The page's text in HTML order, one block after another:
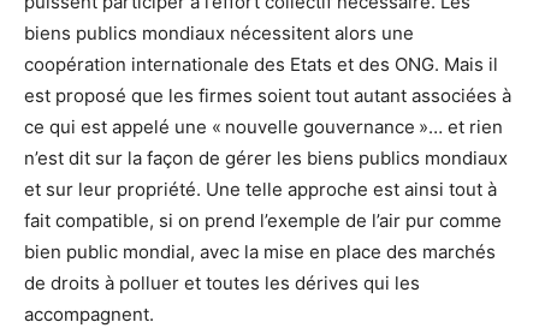
biens publics mondiaux nécessitent alors une
coopération internationale des Etats et des ONG. Mais il
est proposé que les firmes soient tout autant associées à
ce qui est appelé une « nouvelle gouvernance »… et rien
n’est dit sur la façon de gérer les biens publics mondiaux
et sur leur propriété. Une telle approche est ainsi tout à
fait compatible, si on prend l’exemple de l’air pur comme
bien public mondial, avec la mise en place des marchés
de droits à polluer et toutes les dérives qui les
accompagnent.